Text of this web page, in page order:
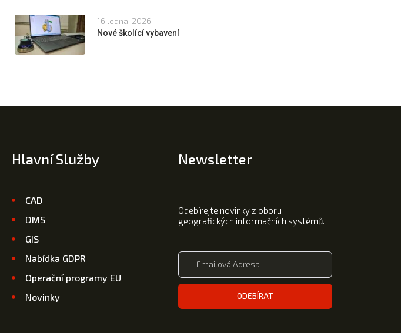
16 ledna, 2026
Nové školící vybavení
Hlavní Služby
CAD
DMS
GIS
Nabídka GDPR
Operační programy EU
Novinky
Newsletter
Odebírejte novinky z oboru
geografických informačních systémů.
ODEBÍRAT